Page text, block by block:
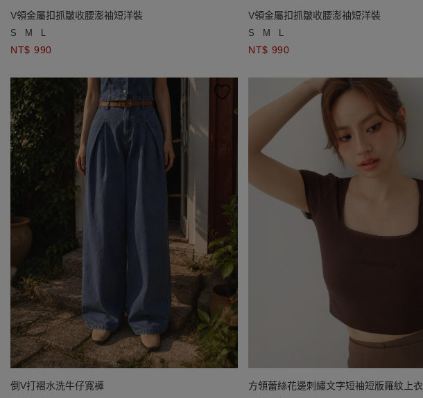
V領金屬扣抓皺收腰澎袖短洋裝
S M
NT$ 990
V領金屬扣抓皺收腰澎袖短洋裝
S M
NT$ 990
倒V打褶水洗牛仔寬褲 方領蕾絲花邊刺繡文字短袖短版羅紋上衣